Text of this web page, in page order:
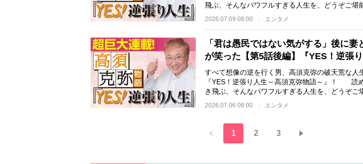
飛ぶ、そんなパワフルすぎる人生を、どうぞご堪
2026.07.09 08:00 エンタメ
「君は愚民ではない気がする」後に妻
が笑った【第5話後編】『YES！逆張
すべて想像の逆を行く男、高須克弥の破天荒な人
『YES！逆張り人生～高須克弥物語～』！ 読
き飛ぶ、そんなパワフルすぎる人生を、どうぞご
2026.07.06 08:00 エンタメ
1 2 3